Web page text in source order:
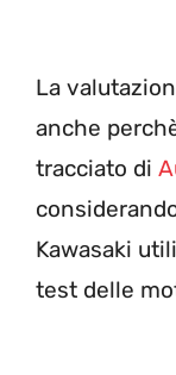
La
anche
tracciato di
Kawasaki
test delle